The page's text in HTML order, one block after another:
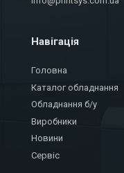
Навігація
Головна
Каталог обладнання
Обладнання б/у
Виробники
Новини
Сервіс